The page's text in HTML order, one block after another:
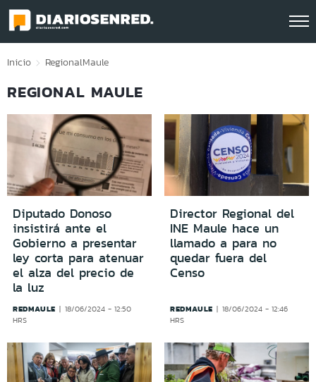
Click acá para ir directamente al contenido
Inicio RegionalMaule
REGIONAL MAULE
Diputado Donoso
insistirá ante el
Gobierno a presentar
ley corta para atenuar
el alza del precio de
la luz
REDMAULE
18/06/2024 - 12:50
HRS
Director Regional del
INE Maule hace un
llamado a para no
quedar fuera del
Censo
REDMAULE
18/06/2024 - 12:46
HRS